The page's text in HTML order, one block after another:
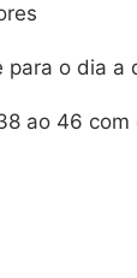
para o dia a
ao 46 com